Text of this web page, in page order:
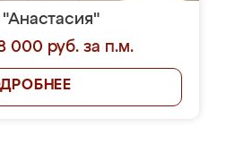
"Анастасия"
000 руб. за п.м.